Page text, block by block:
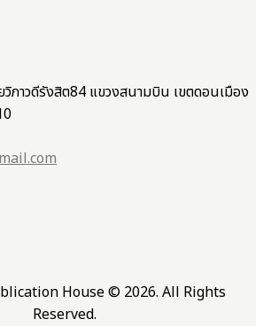
ภาวดีรังสิต84 แขวงสนามบิน เขตดอนเมือง
House © 2026. All Rights
Reserved.